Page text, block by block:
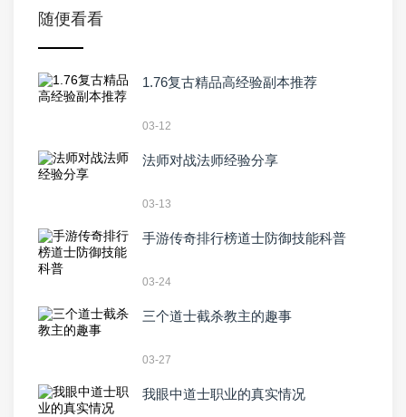
随便看看
1.76复古精品高经验副本推荐
03-12
法师对战法师经验分享
03-13
手游传奇排行榜道士防御技能科普
03-24
三个道士截杀教主的趣事
03-27
我眼中道士职业的真实情况